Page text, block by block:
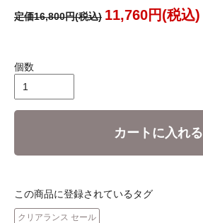
定価16,800円(税込) 11,760円(税込)
個数
カートに入れる
この商品に登録されているタグ
クリアランス セール